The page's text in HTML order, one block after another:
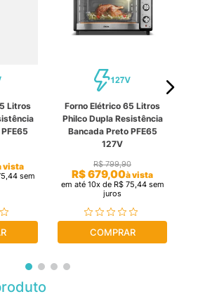
Litros
vista
,44sem
Forno Elétrico 65 Litros
Philco Dupla Resistência
Bancada Preto PFE65
127V
R$ 799,90
R$679,00à vista
em até 10x de R$ 75,44sem
juros
COMPRAR